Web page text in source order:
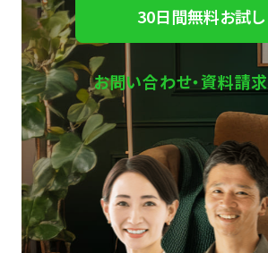
30日間無料お試し
お問い合わせ・資料請求